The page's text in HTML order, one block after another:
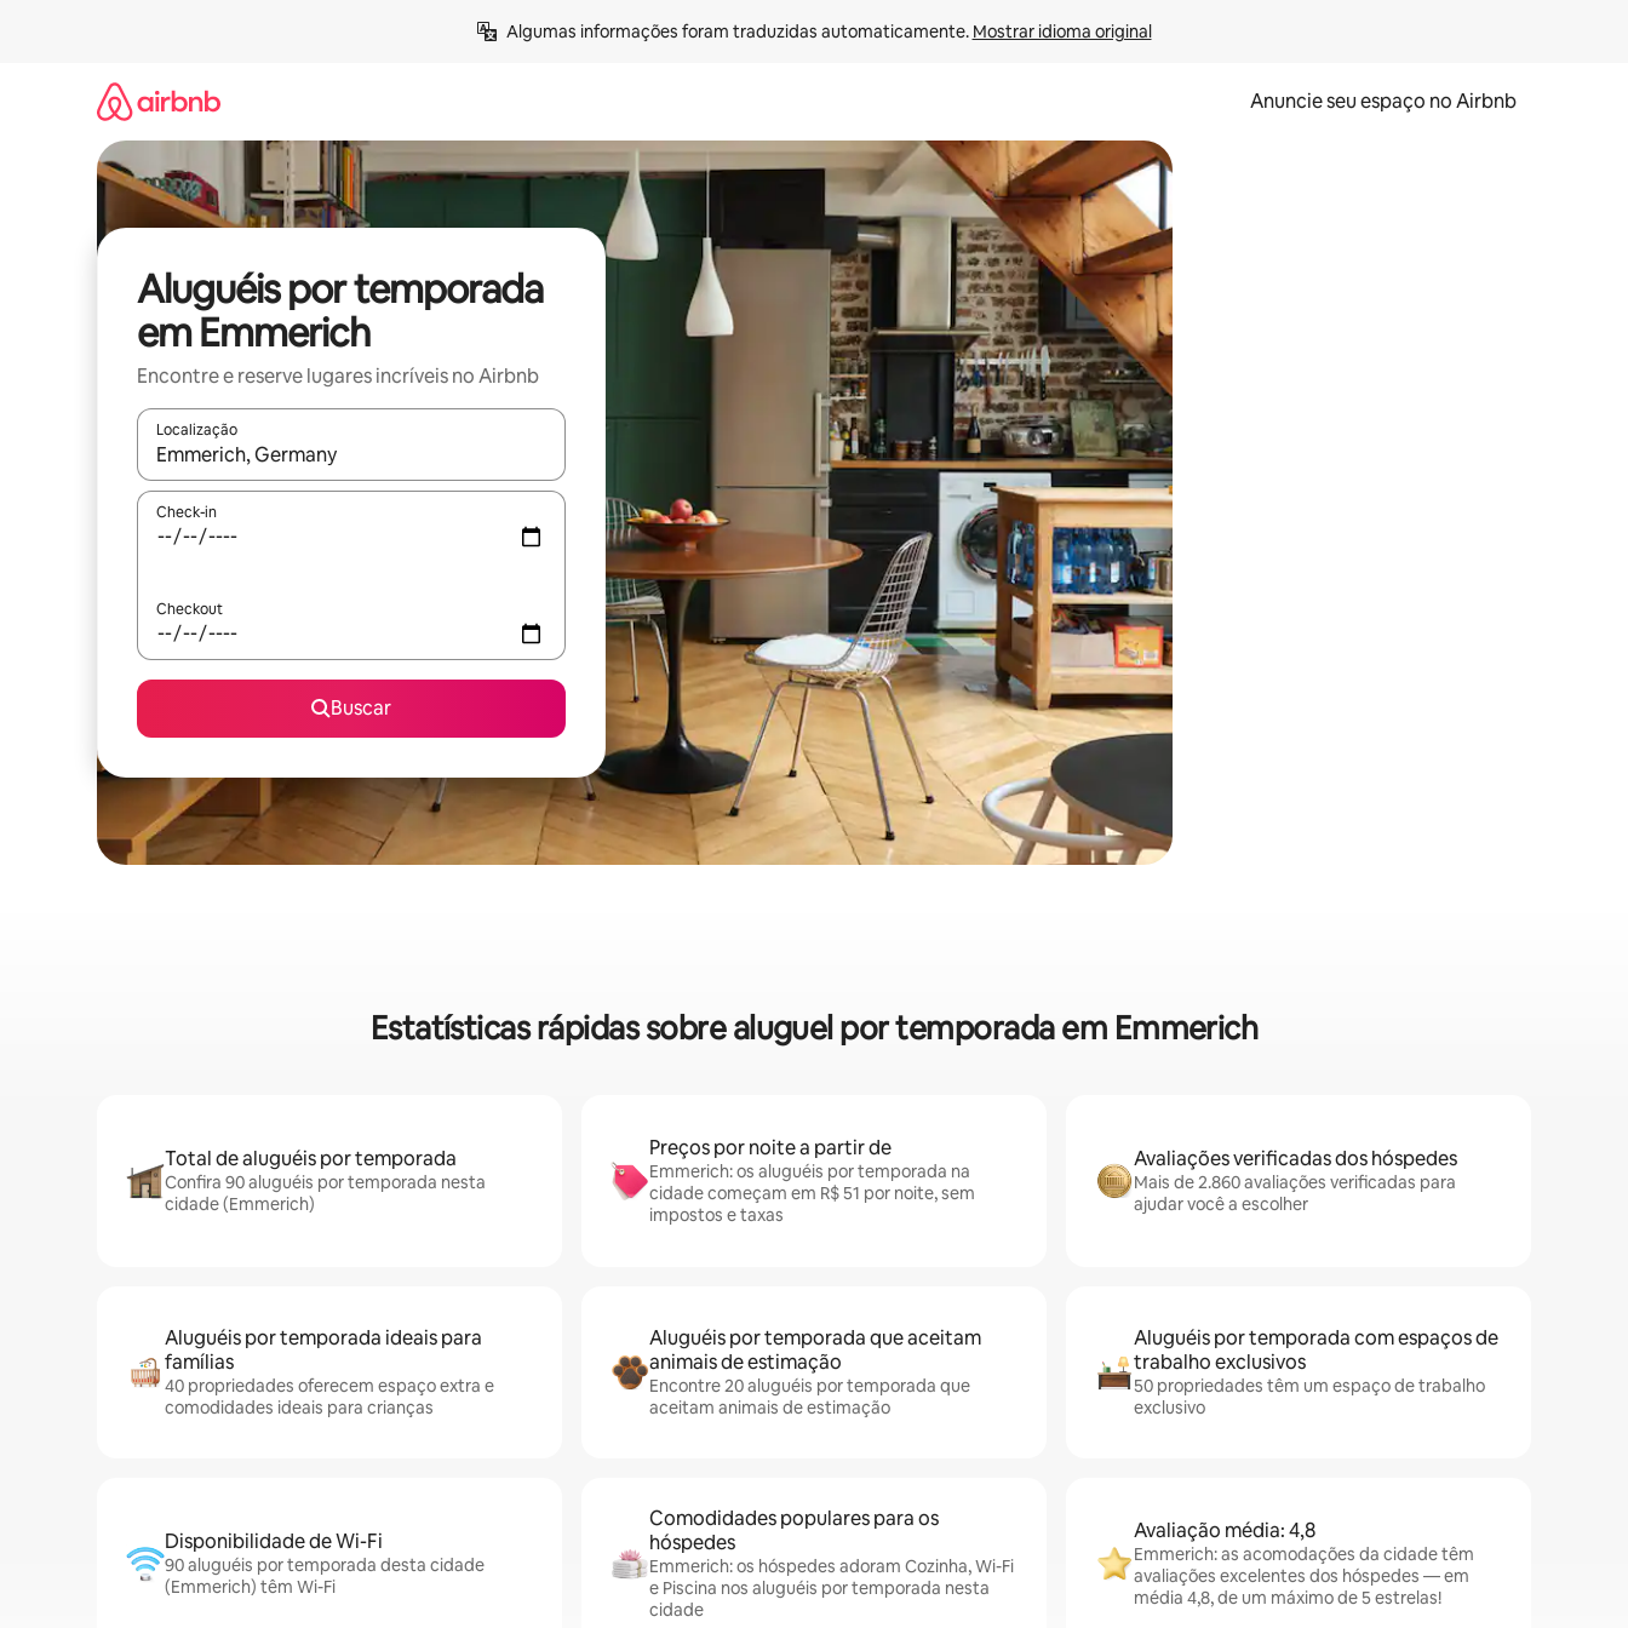
Algumas informações foram traduzidas automaticamente. Mostrar idioma original
Anuncie seu espaço no Airbnb
Aluguéis por temporada
em Emmerich
Encontre e reserve lugares incríveis no Airbnb
Localização
Quando os resultados estiverem disponíveis, explore-os usando as seta para cima e para baixo do teclado ou tocando e deslizando o dedo na tela.
Check-in
Checkout
Buscar
Estatísticas rápidas sobre aluguel por temporada em Emmerich
Total de aluguéis por temporada
Confira 90 aluguéis por temporada nesta
cidade (Emmerich)
Preços por noite a partir de
Emmerich: os aluguéis por temporada na
cidade começam em R$ 51 por noite, sem
impostos e taxas
Avaliações verificadas dos hóspedes
Mais de 2.860 avaliações verificadas para
ajudar você a escolher
Aluguéis por temporada ideais para
famílias
40 propriedades oferecem espaço extra e
comodidades ideais para crianças
Aluguéis por temporada que aceitam
animais de estimação
Encontre 20 aluguéis por temporada que
aceitam animais de estimação
Aluguéis por temporada com espaços de
trabalho exclusivos
50 propriedades têm um espaço de trabalho
exclusivo
Disponibilidade de Wi-Fi
90 aluguéis por temporada desta cidade
(Emmerich) têm Wi-Fi
Comodidades populares para os
hóspedes
Emmerich: os hóspedes adoram Cozinha, Wi-Fi
e Piscina nos aluguéis por temporada nesta
cidade
Avaliação média: 4,8
Emmerich: as acomodações da cidade têm
avaliações excelentes dos hóspedes — em
média 4,8, de um máximo de 5 estrelas!